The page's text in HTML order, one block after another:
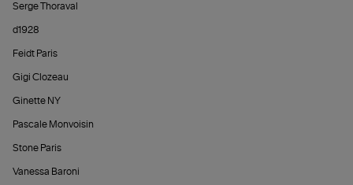
Serge Thoraval
d1928
Feidt Paris
Gigi Clozeau
Ginette NY
Pascale Monvoisin
Stone Paris
Vanessa Baroni